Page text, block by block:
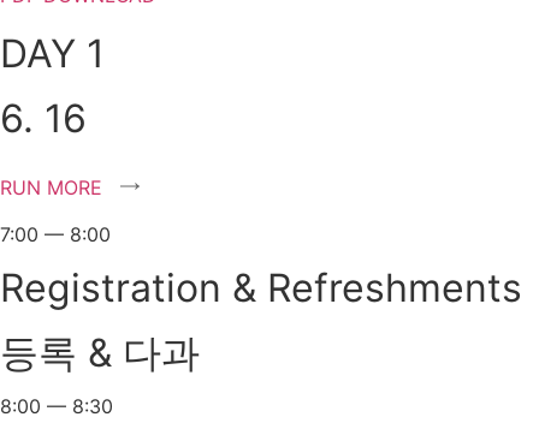
DAY 1
6. 16
RUN MORE
7:00 — 8:00
Registration & Refreshments
등록 & 다과
8:00 — 8:30